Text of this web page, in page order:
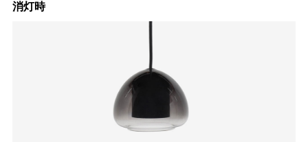
消灯時